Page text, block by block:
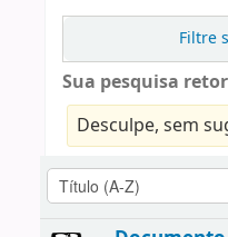
Filtre
Sua pesquisa
Desculpe, sem